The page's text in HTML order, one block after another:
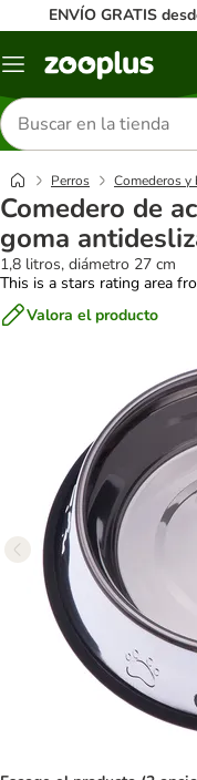
ENVÍO GRATIS
Menú
Buscar
productos
Perros Comederos y
Comedero de
goma
1,8 litros, diámetro 27 cm
This is a stars rating area
Valora el producto